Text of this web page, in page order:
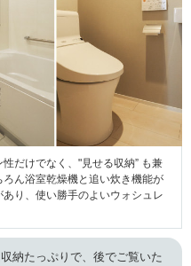
だけでなく、"見せる収納” も兼
ん浴室乾燥機と追い炊き機能が
り、使い勝手のよいウォシュレ
納たっぷりで、後でご覧いた